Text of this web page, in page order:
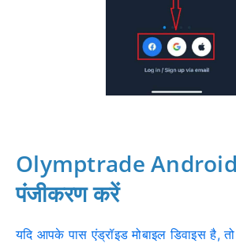
Olymptrade Android
पंजीकरण करें
यदि आपके पास एंड्रॉइड मोबाइल डिवाइस है,